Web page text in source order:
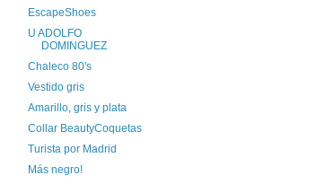
EscapeShoes
U ADOLFO
DOMINGUEZ
Chaleco 80's
Vestido gris
Amarillo, gris y plata
Collar BeautyCoquetas
Turista por Madrid
Más negro!